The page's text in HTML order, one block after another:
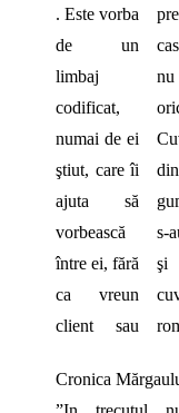
. Este vorba
de un
limbaj
codificat,
numai de ei
ştiut, care îi
ajuta să
vorbească
între ei, fără
ca vreun
client sau
din
s-
Cronica